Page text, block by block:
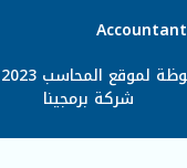
شركة برمجينا